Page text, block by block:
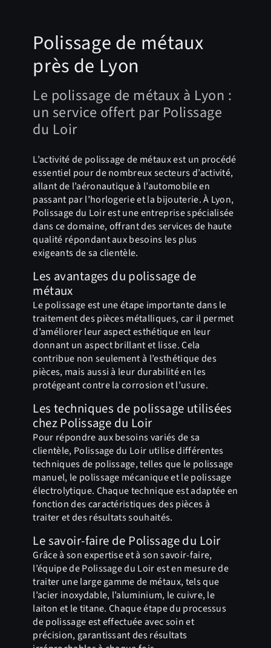
Polissage de métaux
près de Lyon
Le polissage de métaux à Lyon :
un service offert par Polissage
du Loir
L’activité de polissage de métaux est un procédé
essentiel pour de nombreux secteurs d’activité,
allant de l’aéronautique à l’automobile en
passant par l’horlogerie et la bijouterie. À Lyon,
Polissage du Loir est une entreprise spécialisée
dans ce domaine, offrant des services de haute
qualité répondant aux besoins les plus
exigeants de sa clientèle.
Les avantages du polissage de
métaux
Le polissage est une étape importante dans le
traitement des pièces métalliques, car il permet
d’améliorer leur aspect esthétique en leur
donnant un aspect brillant et lisse. Cela
contribue non seulement à l’esthétique des
pièces, mais aussi à leur durabilité en les
protégeant contre la corrosion et l’usure.
Les techniques de polissage utilisées
chez Polissage du Loir
Pour répondre aux besoins variés de sa
clientèle, Polissage du Loir utilise différentes
techniques de polissage, telles que le polissage
manuel, le polissage mécanique et le polissage
électrolytique. Chaque technique est adaptée en
fonction des caractéristiques des pièces à
traiter et des résultats souhaités.
Le savoir-faire de Polissage du Loir
Grâce à son expertise et à son savoir-faire,
l’équipe de Polissage du Loir est en mesure de
traiter une large gamme de métaux, tels que
l’acier inoxydable, l’aluminium, le cuivre, le
laiton et le titane. Chaque étape du processus
de polissage est effectuée avec soin et
précision, garantissant des résultats